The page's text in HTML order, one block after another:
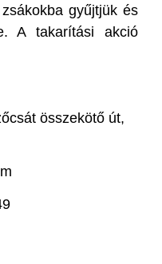
gyűjtjük és
A takarítási akció
összekötő út,